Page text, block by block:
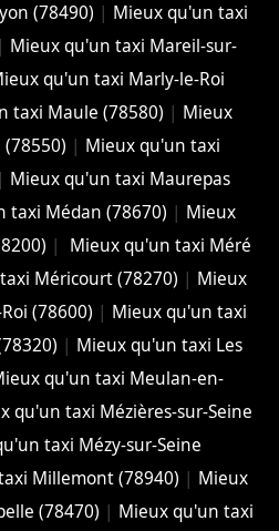
(78490) | Mieux qu'un taxi
| Mieux qu'un taxi Mareil-sur-
qu'un taxi Marly-le-Roi
taxi Maule (78580) | Mieux
| Mieux qu'un taxi
| Mieux qu'un taxi Maurepas
taxi Médan (78670) | Mieux
|
Mieux qu'un taxi Méré
Méricourt (78270) | Mieux
(78600) | Mieux qu'un taxi
| Mieux qu'un taxi Les
qu'un taxi Meulan-en-
qu'un taxi Mézières-sur-Seine
taxi Mézy-sur-Seine
Millemont (78940) | Mieux
(78470) | Mieux qu'un taxi